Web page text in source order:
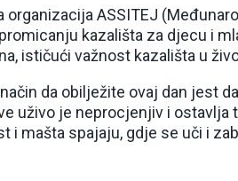
organizacija ASSITEJ
kazališta za djecu i
ističući važnost kazališta u
da obilježite ovaj dan jest
uživo je neprocjenjiv i ostavlja
i mašta spajaju, gdje se uči i